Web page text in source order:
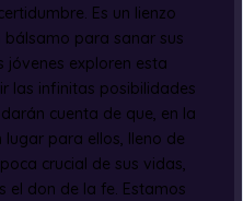
Es un lienzo
bálsamo para sanar sus
jóvenes exploren esta
las infinitas posibilidades
cuenta de que, en la
para ellos, lleno de
crucial de sus vidas,
el don de la fe. Estamos